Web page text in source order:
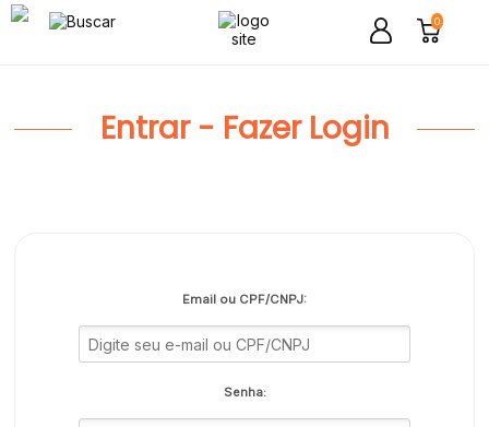
0
Entrar - Fazer Login
Email ou CPF/CNPJ:
Senha: